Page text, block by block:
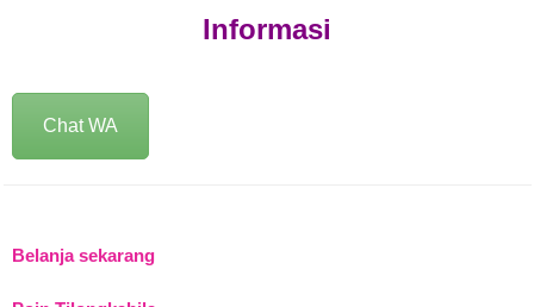
Informasi
Chat WA
Belanja sekarang